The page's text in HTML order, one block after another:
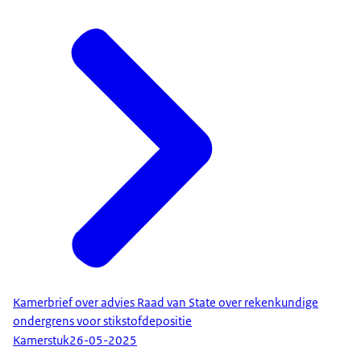
Kamerbrief over advies Raad van State over rekenkundige
ondergrens voor stikstofdepositie
Kamerstuk26-05-2025